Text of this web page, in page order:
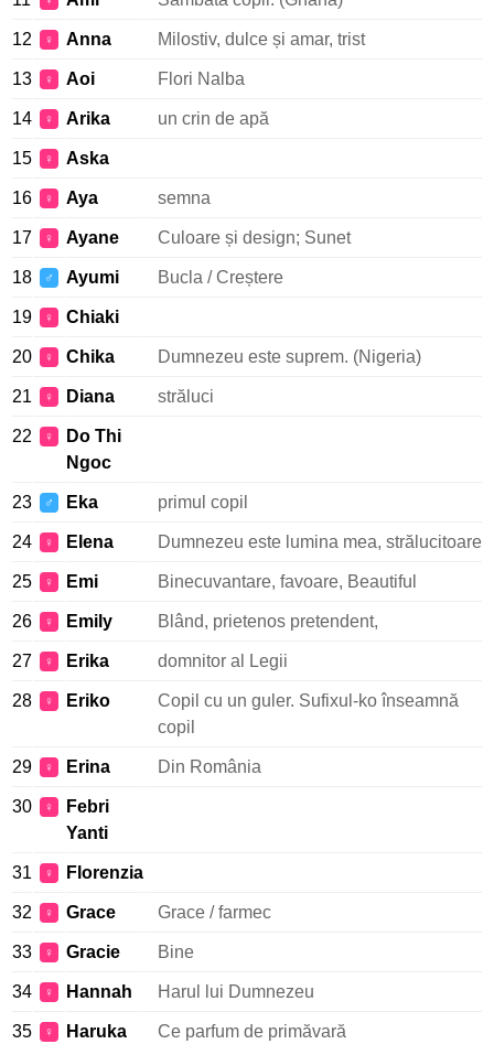
12 ♀ Anna Milostiv, dulce și amar, trist
13 ♀ Aoi Flori Nalba
14 ♀ Arika un crin de apă
15 ♀ Aska
16 ♀ Aya semna
17 ♀ Ayane Culoare și design; Sunet
18 ♂ Ayumi Bucla / Creștere
19 ♀ Chiaki
20 ♀ Chika Dumnezeu este suprem. (Nigeria)
21 ♀ Diana străluci
22 ♀
Do Thi
Ngoc
23 ♂ Eka primul copil
24 ♀ Elena Dumnezeu este lumina mea, strălucitoare
25 ♀ Emi Binecuvantare, favoare, Beautiful
26 ♀ Emily Blând, prietenos pretendent,
27 ♀ Erika domnitor al Legii
28 ♀ Eriko
Copil cu un guler. Sufixul-ko înseamnă
copil
29 ♀ Erina Din România
30 ♀
Febri
Yanti
31 ♀ Florenzia
32 ♀ Grace Grace / farmec
33 ♀ Gracie Bine
34 ♀ Hannah Harul lui Dumnezeu
35 ♀ Haruka Ce parfum de primăvară